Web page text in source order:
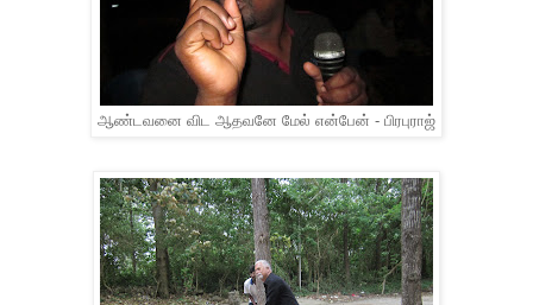
ஆண்டவனை விட ஆதவனே மேல் என்பேன் - பிரபுராஜ்